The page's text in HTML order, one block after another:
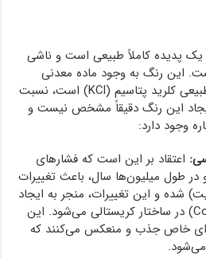
پدیده کاملاً طبیعی است و ناشی
این رنگ به وجود ماده معدنی
، که فرم طبیعی کلرید پتاسیم (KCl) است، نسبت
این رنگ دقیقاً مشخص نیست و
وجود دارد:
اعتقاد بر این است که فشارهای
در طول میلیون‌ها سال، باعث تغییرات
شده و این تغییرات، منجر به ایجاد
مراکز رنگی (Color Centers) در ساختار کریستالی می‌شود. این
خاص جذب و منعکس می‌کنند که